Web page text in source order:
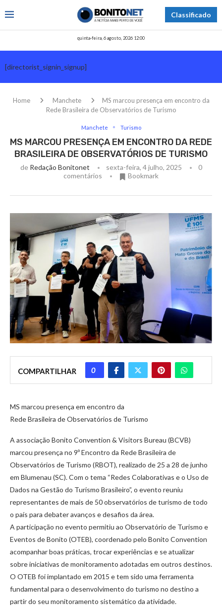
Classificado
quinta-feira, 6 agosto, 2026 12:00
[directorist_signin_signup]
Home Manchete
MS marcou presença em encontro da
Rede Brasileira de Observatórios de Turismo
Manchete Turismo
MS MARCOU PRESENÇA EM ENCONTRO DA REDE
BRASILEIRA DE OBSERVATÓRIOS DE TURISMO
de Redação Bonitonet sexta-feira, 4 julho, 2025
0
comentários
Bookmark
COMPARTILHAR 0
MS marcou presença em encontro da
Rede Brasileira de Observatórios de Turismo
A associação Bonito Convention & Visitors Bureau (BCVB)
marcou presença no 9º Encontro da Rede Brasileira de
Observatórios de Turismo (RBOT), realizado de 25 a 28 de junho
em Blumenau (SC). Com o tema “Redes Colaborativas e o Uso de
Dados na Gestão do Turismo Brasileiro”, o evento reuniu
representantes de mais de 50 observatórios de turismo de todo
o país para debater avanços e desafios da área.
A participação no evento permitiu ao Observatório de Turismo e
Eventos de Bonito (OTEB), coordenado pelo Bonito Convention
acompanhar boas práticas, trocar experiências e se atualizar
sobre iniciativas de monitoramento adotadas em outros destinos.
O OTEB foi implantado em 2015 e tem sido uma ferramenta
fundamental para o desenvolvimento do turismo no destino a
partir do seu monitoramento sistemático da atividade.